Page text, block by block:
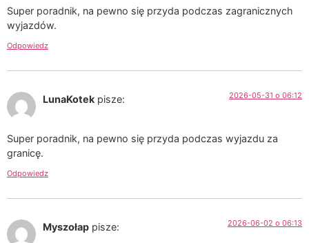
Super poradnik, na pewno się przyda podczas zagranicznych
wyjazdów.
Odpowiedz
LunaKotek pisze: 2026-05-31 o 06:12
Super poradnik, na pewno się przyda podczas wyjazdu za
granicę.
Odpowiedz
Myszołap pisze: 2026-06-02 o 06:13